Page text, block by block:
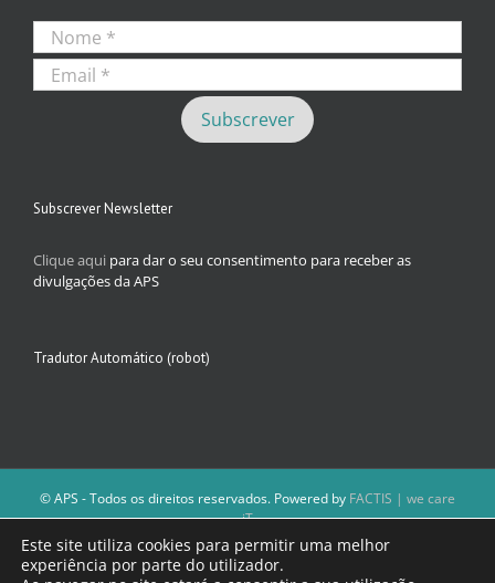
Subscrever Newsletter
Clique aqui para dar o seu consentimento para receber as
divulgações da APS
Tradutor Automático (robot)
© APS - Todos os direitos reservados. Powered by FACTIS | we care
iT
A Direção da APS reserva-se o direito de não publicar conteúdos que
violem as leis nacionais.
Os textos assinados e as imagens depositadas são da inteira
Este site utiliza cookies para permitir uma melhor
experiência por parte do utilizador.